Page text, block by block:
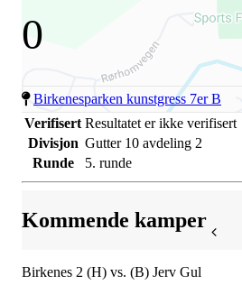
0
Birkenesparken kunstgress 7er B
Verifisert Resultatet er ikke verifisert
Divisjon Gutter 10 avdeling 2
Runde
5. runde
Kommende kamper
Birkenes 2 (H) vs. (B) Jerv Gul